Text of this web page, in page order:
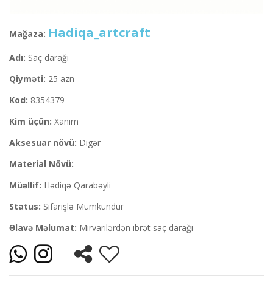
Mağaza: Hadiqa_artcraft
Adı: Saç darağı
Qiyməti: 25 azn
Kod: 8354379
Kim üçün: Xanım
Aksesuar növü: Digər
Material Növü:
Müəllif: Hədiqə Qarabəyli
Status: Sifarişlə Mümkündür
Əlavə Məlumat: Mirvarilərdən ibrət saç darağı